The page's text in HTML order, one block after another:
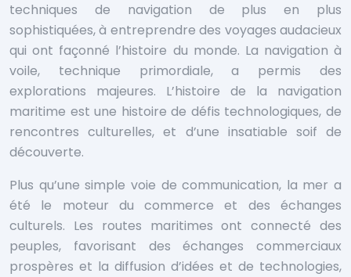
techniques de navigation de plus en plus
sophistiquées, à entreprendre des voyages audacieux
qui ont façonné l’histoire du monde. La navigation à
voile, technique primordiale, a permis des
explorations majeures. L’histoire de la navigation
maritime est une histoire de défis technologiques, de
rencontres culturelles, et d’une insatiable soif de
découverte.
Plus qu’une simple voie de communication, la mer a
été le moteur du commerce et des échanges
culturels. Les routes maritimes ont connecté des
peuples, favorisant des échanges commerciaux
prospères et la diffusion d’idées et de technologies,